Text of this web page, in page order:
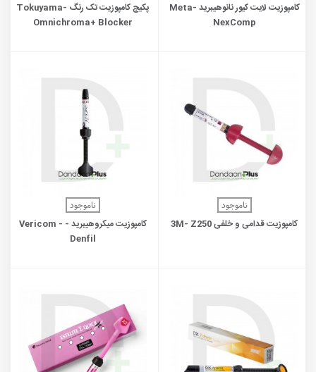
کامپوزیت لایت کیور نانوهیبرید Meta-
NexComp
پکیج کامپوزیت تک رنگ Tokuyama-
Omnichroma+ Blocker
ناموجود
کامپوزیت قدامی و خلفی 3M- Z250
ناموجود
کامپوزیت میکروهیبرید - Vericom -
Denfil